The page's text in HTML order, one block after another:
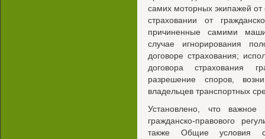
самих моторных экипажей от
страховании от
причиненные самими
случае игнорирования
договоре страхования;
договора страхования
разрешение споров,
владельцев транспортных
Установлено, что
гражданско-правового
также Общие условия